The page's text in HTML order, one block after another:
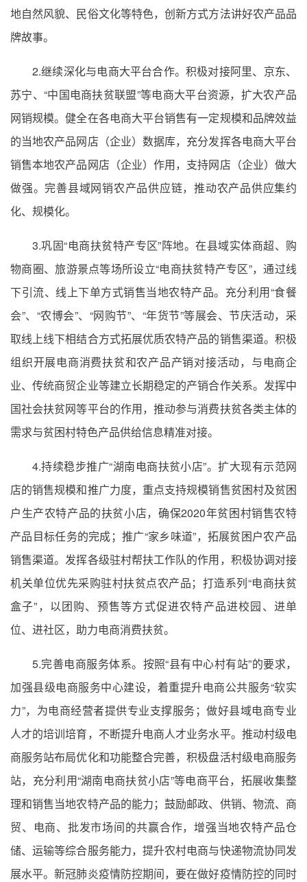
地自然风貌、民俗文化等特色，创新方式方法讲好农产品品
牌故事。
2.继续深化与电商大平台合作。积极对接阿里、京东、
苏宁、“中国电商扶贫联盟”等电商大平台资源，扩大农产品
网销规模。健全在各电商大平台销售有一定规模和品牌效益
的当地农产品网店（企业）数据库，充分发挥各电商大平台
销售本地农产品网店（企业）作用，支持网店（企业）做大
做强。完善县域网销农产品供应链，推动农产品供应集约
化、规模化。
3.巩固“电商扶贫特产专区”阵地。在县域实体商超、购
物商圈、旅游景点等场所设立“电商扶贫特产专区”，通过线
下引流、线上下单方式销售当地农特产品。充分利用“食餐
会”、“农博会”、“网购节”、“年货节”等展会、节庆活动，采
取线上线下相结合方式拓展优质农特产品的销售渠道。积极
组织开展电商消费扶贫和农产品产销对接活动，与电商企
业、传统商贸企业等建立长期稳定的产销合作关系。发挥中
国社会扶贫网等平台的作用，推动参与消费扶贫各类主体的
需求与贫困村特色产品供给信息精准对接。
4.持续稳步推广“湖南电商扶贫小店”。扩大现有示范网
店的销售规模和推广力度，重点支持规模销售贫困村及贫困
户生产农特产品的扶贫小店，确保2020年贫困村销售农特
产品目标任务的完成；推广“家乡味道”，拓展贫困户农产品
销售渠道。发挥各级驻村帮扶工作队的作用，积极协调对接
机关单位优先采购驻村扶贫点农产品；打造系列“电商扶贫
盒子”，以团购、预售等方式促进农特产品进校园、进单
位、进社区，助力电商消费扶贫。
5.完善电商服务体系。按照“县有中心村有站”的要求，
加强县级电商服务中心建设，着重提升电商公共服务“软实
力”，为电商经营者提供专业支撑服务；做好县域电商专业
人才的培训培育，不断提升电商人才业务水平。推动村级电
商服务站布局优化和功能整合完善，积极盘活村级电商服务
站，充分利用“湖南电商扶贫小店”等电商平台，拓展收集整
理和销售当地农特产品的能力；鼓励邮政、供销、物流、商
贸、电商、批发市场间的共赢合作，增强当地农特产品仓
储、运输等综合服务能力，提升农村电商与快递物流协同发
展水平。新冠肺炎疫情防控期间，要在做好疫情防控的同时